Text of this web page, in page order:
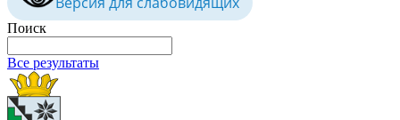
Поиск
Все результаты